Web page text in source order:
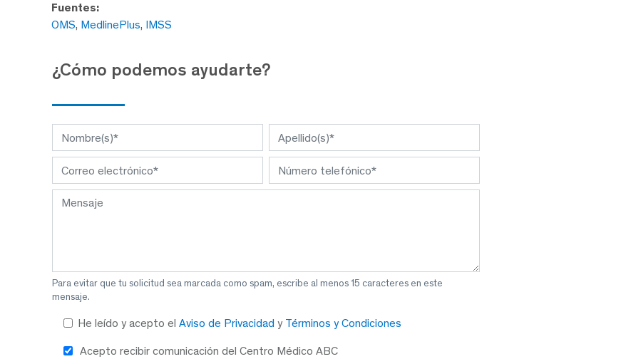
Fuentes:
OMS, MedlinePlus, IMSS
¿Cómo podemos ayudarte?
Para evitar que tu solicitud sea marcada como spam, escribe al menos 15 caracteres en este
mensaje.
He leído y acepto el Aviso de Privacidad y Términos y Condiciones
Acepto recibir comunicación del Centro Médico ABC